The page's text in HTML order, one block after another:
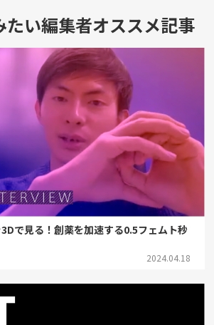
たい編集者オススメ記事
で見る！創薬を加速する0.5フェムト秒
2024.04.18